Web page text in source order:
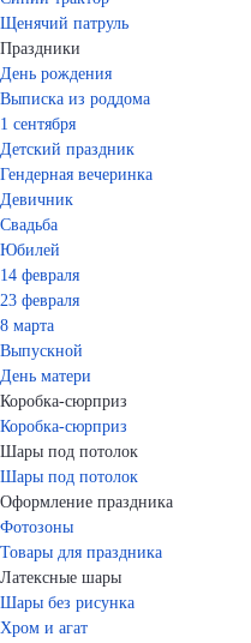
Щенячий патруль
Праздники
День рождения
Выписка из роддома
1 сентября
Детский праздник
Гендерная вечеринка
Девичник
Свадьба
Юбилей
14 февраля
23 февраля
8 марта
Выпускной
День матери
Коробка-сюрприз
Коробка-сюрприз
Шары под потолок
Шары под потолок
Оформление праздника
Фотозоны
Товары для праздника
Латексные шары
Шары без рисунка
Хром и агат